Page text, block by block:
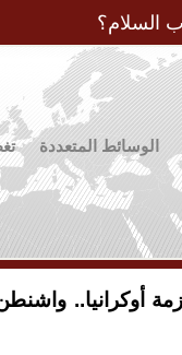
السلام؟
الوسائط المتعددة
وأزمة أوكرانيا..